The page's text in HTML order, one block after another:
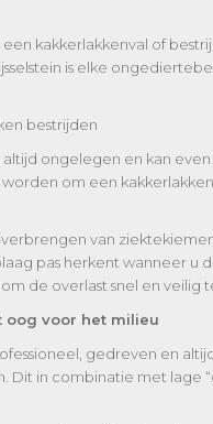
kakkerlakkenval of
is elke
bestrijden
ongelegen en kan
om een
van
pas herkent wanneer
de overlast snel en veilig
oog voor het milieu
gedreven en
in combinatie met lage